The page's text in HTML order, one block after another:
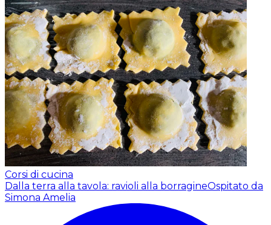
Corsi di cucina
Dalla terra alla tavola: ravioli alla borragineOspitato da
Simona Amelia